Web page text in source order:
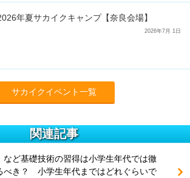
年夏サカイクキャンプ【奈良会場】
2026年7月 1日
サカイクイベント一覧
関連記事
など基礎技術の習得は小学生年代では徹
べき？ 小学生年代まではどれぐらいで